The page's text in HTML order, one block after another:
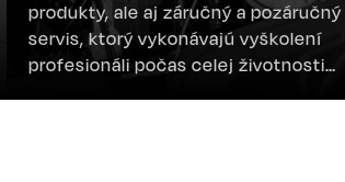
produkty, ale aj záručný a pozáručný
servis, ktorý vykonávajú vyškolení
profesionáli počas celej životnosti